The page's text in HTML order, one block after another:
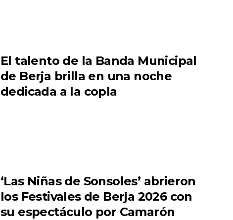
El talento de la Banda Municipal
de Berja brilla en una noche
dedicada a la copla
‘Las Niñas de Sonsoles’ abrieron
los Festivales de Berja 2026 con
su espectáculo por Camarón